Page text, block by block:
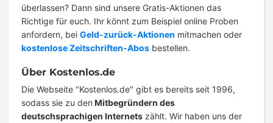
überlassen? Dann sind unsere Gratis-Aktionen das
Richtige für euch. Ihr könnt zum Beispiel online Proben
anfordern, bei Geld-zurück-Aktionen mitmachen oder
kostenlose Zeitschriften-Abos bestellen.
Über Kostenlos.de
Die Webseite "Kostenlos.de" gibt es bereits seit 1996,
sodass sie zu den Mitbegründern des
deutschsprachigen Internets zählt. Wir haben uns der